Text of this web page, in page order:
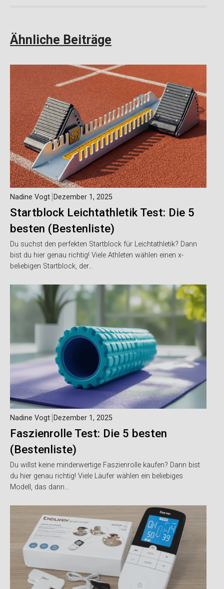
Ähnliche Beiträge
Startblock Leichtathletik Test: Die 5
besten (Bestenliste)
Nadine Vogt Dezember 1, 2025
Du suchst den perfekten Startblock für Leichtathletik? Dann
bist du hier genau richtig! Viele Athleten wählen einen x-
beliebigen Startblock, der…
Faszienrolle Test: Die 5 besten
(Bestenliste)
Nadine Vogt Dezember 1, 2025
Du willst keine minderwertige Faszienrolle kaufen? Dann bist
du hier genau richtig! Viele Läufer wählen ein beliebiges
Modell, das dann…